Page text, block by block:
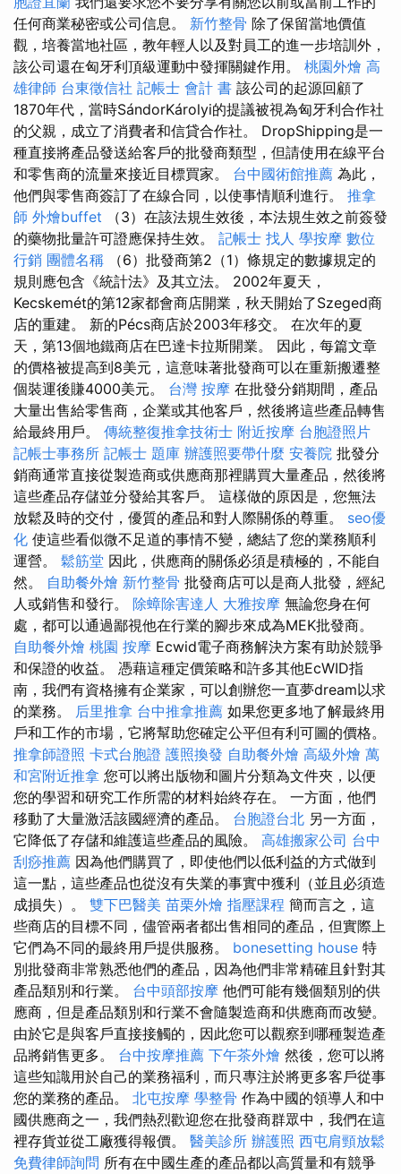
任何商業秘密或公司信息。 新竹整骨 除了保留當地價值
觀，培養當地社區，教年輕人以及對員工的進一步培訓外，
該公司還在匈牙利頂級運動中發揮關鍵作用。 桃園外燴 高
雄律師 台東徵信社 記帳士 會計 書 該公司的起源回顧了
1870年代，當時SándorKárolyi的提議被視為匈牙利合作社
的父親，成立了消費者和信貸合作社。 DropShipping是一
種直接將產品發送給客戶的批發商類型，但請使用在線平台
和零售商的流量來接近目標買家。 台中國術館推薦 為此，
他們與零售商簽訂了在線合同，以使事情順利進行。 推拿
師 外燴buffet （3）在該法規生效後，本法規生效之前簽發
的藥物批量許可證應保持生效。 記帳士 找人 學按摩 數位
行銷 團體名稱 （6）批發商第2（1）條規定的數據規定的
規則應包含《統計法》及其立法。 2002年夏天，
Kecskemét的第12家都會商店開業，秋天開始了Szeged商
店的重建。 新的Pécs商店於2003年移交。 在次年的夏
天，第13個地鐵商店在巴達卡拉斯開業。 因此，每篇文章
的價格被提高到8美元，這意味著批發商可以在重新搬遷整
個裝運後賺4000美元。 台灣 按摩 在批發分銷期間，產品
大量出售給零售商，企業或其他客戶，然後將這些產品轉售
給最終用戶。 傳統整復推拿技術士 附近按摩 台胞證照片
記帳士事務所 記帳士 題庫 辦護照要帶什麼 安養院 批發分
銷商通常直接從製造商或供應商那裡購買大量產品，然後將
這些產品存儲並分發給其客戶。 這樣做的原因是，您無法
放鬆及時的交付，優質的產品和對人際關係的尊重。 seo優
化 使這些看似微不足道的事情不變，總結了您的業務順利
運營。 鬆筋堂 因此，供應商的關係必須是積極的，不能自
然。 自助餐外燴 新竹整骨 批發商店可以是商人批發，經紀
人或銷售和發行。 除蟑除害達人 大雅按摩 無論您身在何
處，都可以通過鄙視他在行業的腳步來成為MEK批發商。
自助餐外燴 桃園 按摩 Ecwid電子商務解決方案有助於競爭
和保證的收益。 憑藉這種定價策略和許多其他EcWID指
南，我們有資格擁有企業家，可以創辦您一直夢dream以求
的業務。 后里推拿 台中推拿推薦 如果您更多地了解最終用
戶和工作的市場，它將幫助您確定公平但有利可圖的價格。
推拿師證照 卡式台胞證 護照換發 自助餐外燴 高級外燴 萬
和宮附近推拿 您可以將出版物和圖片分類為文件夾，以便
您的學習和研究工作所需的材料始終存在。 一方面，他們
移動了大量激活該國經濟的產品。 台胞證台北 另一方面，
它降低了存儲和維護這些產品的風險。 高雄搬家公司 台中
刮痧推薦 因為他們購買了，即使他們以低利益的方式做到
這一點，這些產品也從沒有失業的事實中獲利（並且必須造
成損失）。 雙下巴醫美 苗栗外燴 指壓課程 簡而言之，這
些商店的目標不同，儘管兩者都出售相同的產品，但實際上
它們為不同的最終用戶提供服務。 bonesetting house 特
別批發商非常熟悉他們的產品，因為他們非常精確且針對其
產品類別和行業。 台中頭部按摩 他們可能有幾個類別的供
應商，但是產品類別和行業不會隨製造商和供應商而改變。
由於它是與客戶直接接觸的，因此您可以觀察到哪種製造產
品將銷售更多。 台中按摩推薦 下午茶外燴 然後，您可以將
這些知識用於自己的業務福利，而只專注於將更多客戶從事
您的業務的產品。 北屯按摩 學整骨 作為中國的領導人和中
國供應商之一，我們熱烈歡迎您在批發商群眾中，我們在這
裡存貨並從工廠獲得報價。 醫美診所 辦護照 西屯肩頸放鬆
免費律師詢問 所有在中國生產的產品都以高質量和有競爭